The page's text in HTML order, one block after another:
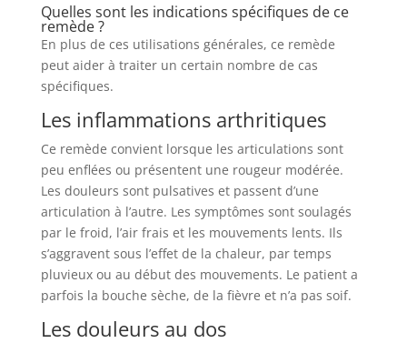
Quelles sont les indications spécifiques de ce
remède ?
En plus de ces utilisations générales, ce remède
peut aider à traiter un certain nombre de cas
spécifiques.
Les inflammations arthritiques
Ce remède convient lorsque les articulations sont
peu enflées ou présentent une rougeur modérée.
Les douleurs sont pulsatives et passent d’une
articulation à l’autre. Les symptômes sont soulagés
par le froid, l’air frais et les mouvements lents. Ils
s’aggravent sous l’effet de la chaleur, par temps
pluvieux ou au début des mouvements. Le patient a
parfois la bouche sèche, de la fièvre et n’a pas soif.
Les douleurs au dos